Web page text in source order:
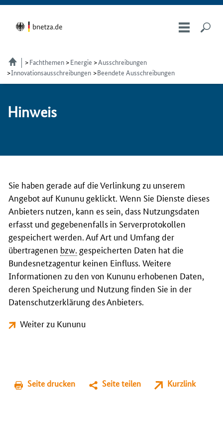
Fachthemen Energie
Ausschreibungen
Innovationsausschreibungen
Beendete Ausschreibungen
Hin­weis
Sie haben gerade auf die Verlinkung zu unserem
Angebot auf Kununu geklickt. Wenn Sie Dienste dieses
Anbieters nutzen, kann es sein, dass Nutzungsdaten
erfasst und gegebenenfalls in Serverprotokollen
gespeichert werden. Auf Art und Umfang der
übertragenen bzw. gespeicherten Daten hat die
Bundesnetzagentur keinen Einfluss. Weitere
Informationen zu den von Kununu erhobenen Daten,
deren Speicherung und Nutzung finden Sie in der
Datenschutzerklärung des Anbieters.
Weiter zu Kununu
Seite drucken Seite teilen Kurzlink